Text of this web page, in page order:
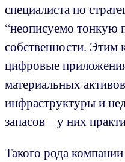
специалиста по
“неописуемо тонкую
собственности. Этим
цифровые
материальных
инфраструктуры и
запасов – у них
Такого рода